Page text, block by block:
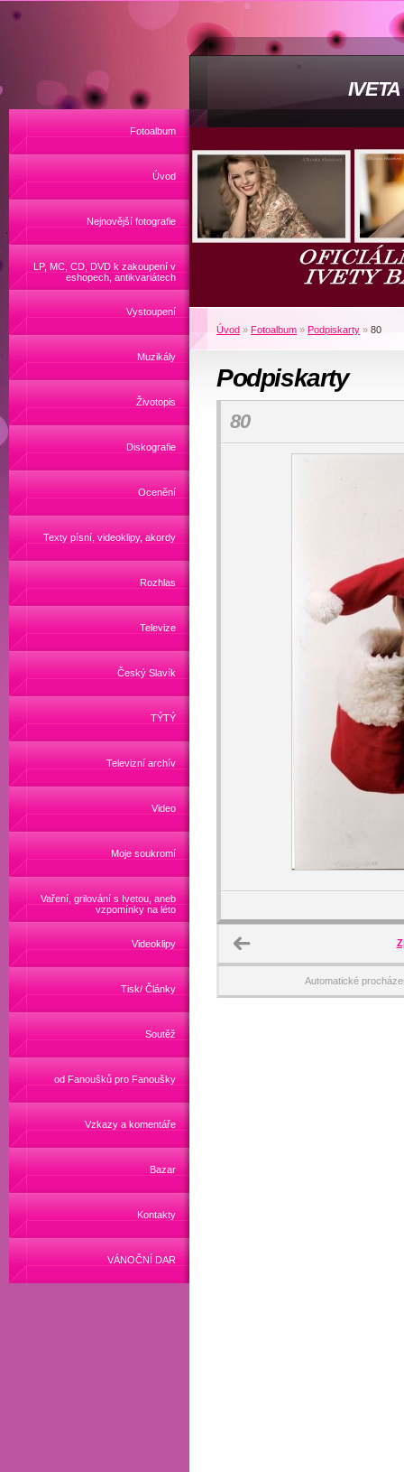
Fotoalbum
Úvod
Nejnovější fotografie
LP, MC, CD, DVD k zakoupení v
eshopech, antikvariátech
Vystoupení
Muzikály
Životopis
Diskografie
Ocenění
Texty písní, videoklipy, akordy
Rozhlas
Televize
Český Slavík
TÝTÝ
Televizní archív
Video
Moje soukromí
Vaření, grilování s Ivetou, aneb
vzpomínky na léto
Videoklipy
Tisk/ Články
Soutěž
od Fanoušků pro Fanoušky
Vzkazy a komentáře
Bazar
Kontakty
VÁNOČNÍ DAR
Úvod » Fotoalbum » Podpiskarty » 80
Podpiskarty
80
Automatické